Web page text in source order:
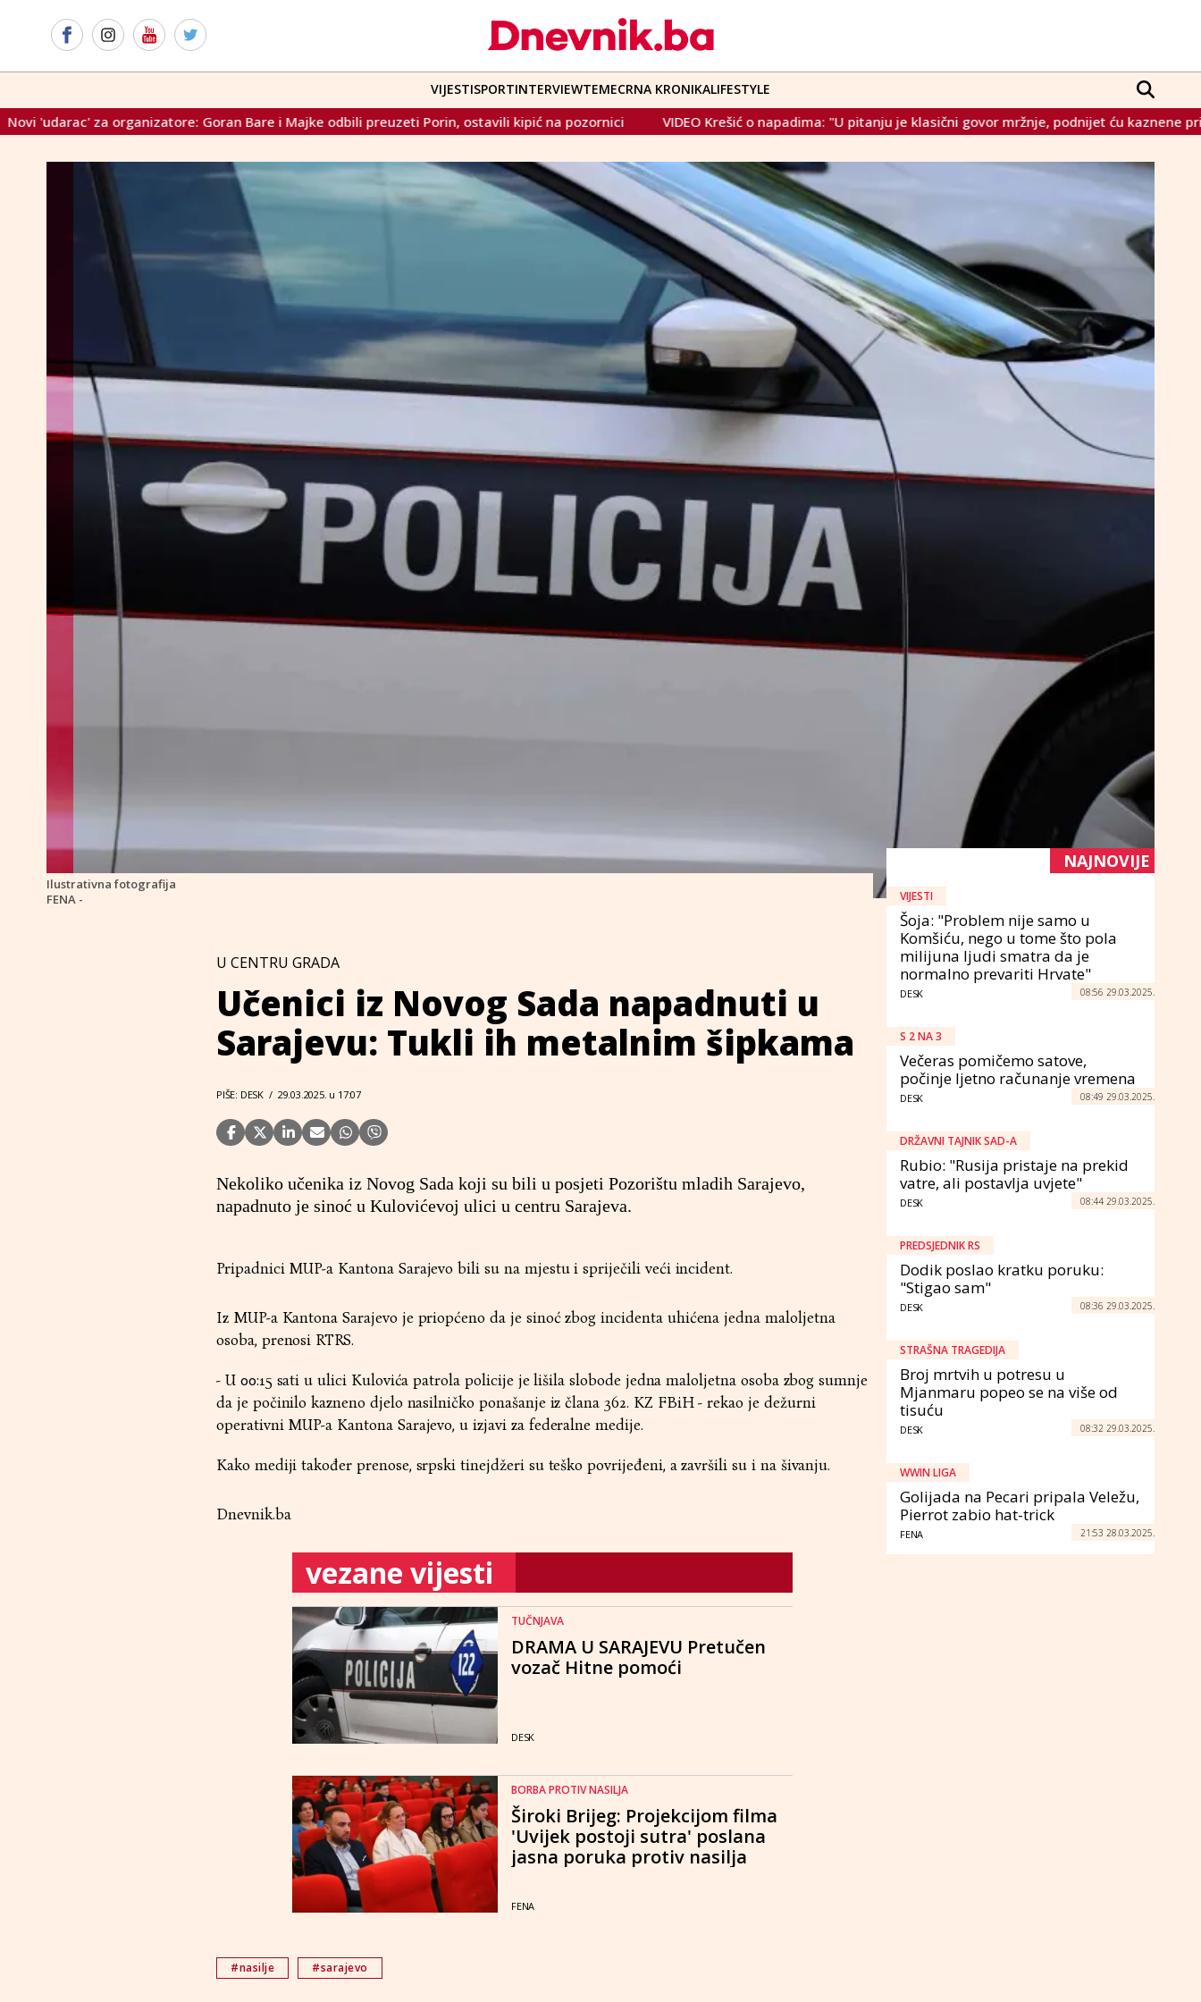
VIJESTISPORTINTERVIEWTEMECRNA KRONIKALIFESTYLE
Goran Bare i Majke odbili preuzeti Porin, ostavili kipić na pozornici VIDEO Krešić o napadima: "U pitanju je klasični govor mržnje, podnijet ću kaznene prijave protiv
Ilustrativna fotografija
FENA -
U CENTRU GRADA
Učenici iz Novog Sada napadnuti u
Sarajevu: Tukli ih metalnim šipkama
PIŠE: DESK / 29.03.2025. u 17:07
Nekoliko učenika iz Novog Sada koji su bili u posjeti Pozorištu mladih Sarajevo,
napadnuto je sinoć u Kulovićevoj ulici u centru Sarajeva.
Pripadnici MUP-a Kantona Sarajevo bili su na mjestu i spriječili veći incident.
Iz MUP-a Kantona Sarajevo je priopćeno da je sinoć zbog incidenta uhićena jedna maloljetna
osoba, prenosi RTRS.
- U 00:15 sati u ulici Kulovića patrola policije je lišila slobode jedna maloljetna osoba zbog sumnje
da je počinilo kazneno d‌jelo nasilničko ponašanje iz člana 362. KZ FBiH - rekao je dežurni
operativni MUP-a Kantona Sarajevo, u izjavi za federalne medije.
Kako mediji također prenose, srpski tinejdžeri su teško povrijeđeni, a završili su i na šivanju.
Dnevnik.ba
vezane vijesti
TUČNJAVA
DRAMA U SARAJEVU Pretučen
vozač Hitne pomoći
DESK
BORBA PROTIV NASILJA
Široki Brijeg: Projekcijom filma
'Uvijek postoji sutra' poslana
jasna poruka protiv nasilja
FENA
#nasilje #sarajevo
NAJNOVIJE
VIJESTI
Šoja: "Problem nije samo u
Komšiću, nego u tome što pola
milijuna ljudi smatra da je
normalno prevariti Hrvate"
DESK 08:56 29.03.2025.
S 2 NA 3
Večeras pomičemo satove,
počinje ljetno računanje vremena
DESK 08:49 29.03.2025.
DRŽAVNI TAJNIK SAD-A
Rubio: "Rusija pristaje na prekid
vatre, ali postavlja uvjete"
DESK 08:44 29.03.2025.
PREDSJEDNIK RS
Dodik poslao kratku poruku:
"Stigao sam"
DESK 08:36 29.03.2025.
STRAŠNA TRAGEDIJA
Broj mrtvih u potresu u
Mjanmaru popeo se na više od
tisuću
DESK 08:32 29.03.2025.
WWIN LIGA
Golijada na Pecari pripala Veležu,
Pierrot zabio hat-trick
FENA 21:53 28.03.2025.